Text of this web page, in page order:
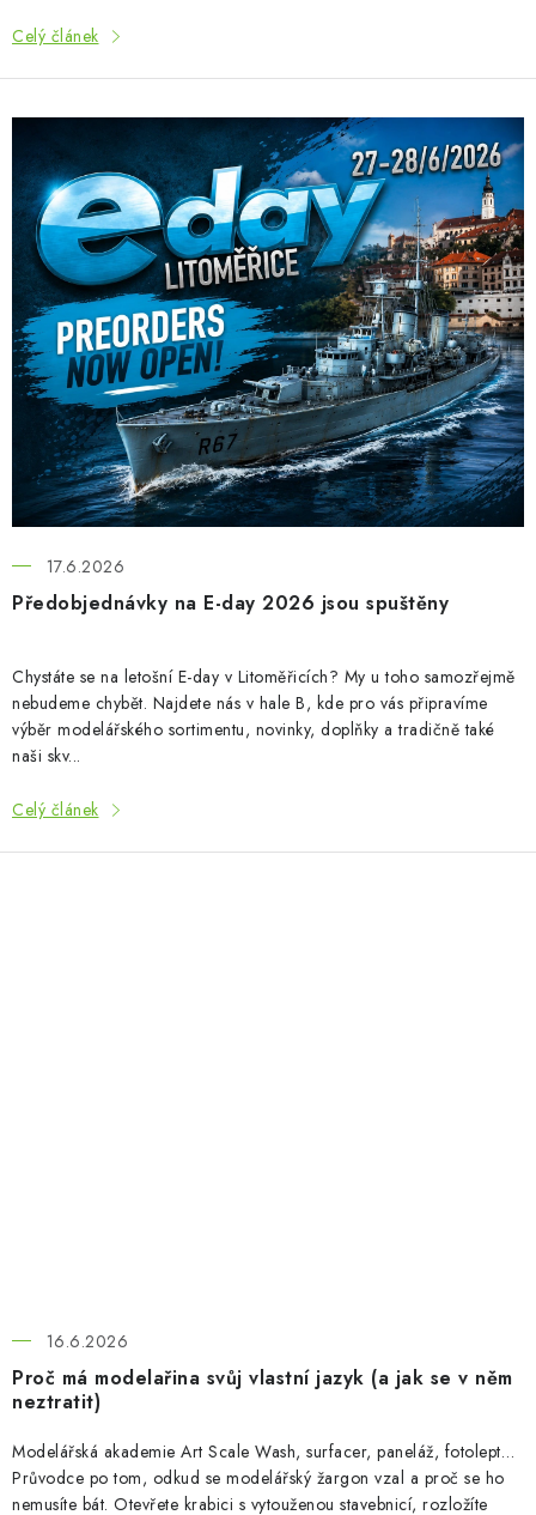
Celý článek
Předobjednávky na E-day 2026 jsou spuštěny
17.6.2026
Chystáte se na letošní E-day v Litoměřicích? My u toho samozřejmě
nebudeme chybět. Najdete nás v hale B, kde pro vás připravíme
výběr modelářského sortimentu, novinky, doplňky a tradičně také
naši skv...
Celý článek
Proč má modelařina svůj vlastní jazyk (a jak se v něm
neztratit)
16.6.2026
Modelářská akademie Art Scale Wash, surfacer, paneláž, fotolept…
Průvodce po tom, odkud se modelářský žargon vzal a proč se ho
nemusíte bát. Otevřete krabici s vytouženou stavebnicí, rozložíte